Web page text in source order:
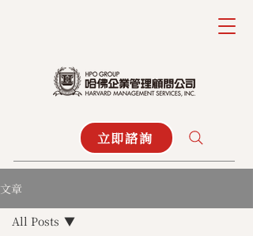
立即諮詢
文章
All Posts